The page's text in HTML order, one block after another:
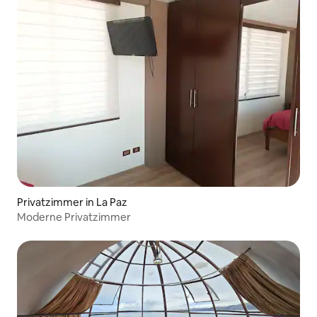
Privatzimmer in La Paz
Moderne Privatzimmer